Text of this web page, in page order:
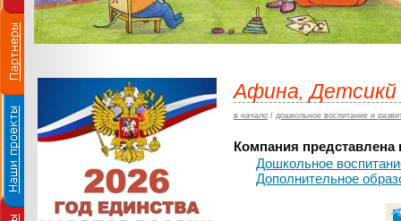
Афина, Детсикй
в начало / дошкольное воспитание и
Компания представлена
Дошкольное
Дополнительное